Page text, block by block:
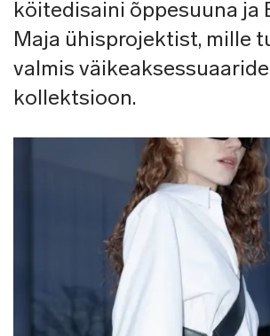
köitedisaini õppesuuna ja
Maja ühisprojektist, mille
valmis väikeaksessuaaride
kollektsioon.